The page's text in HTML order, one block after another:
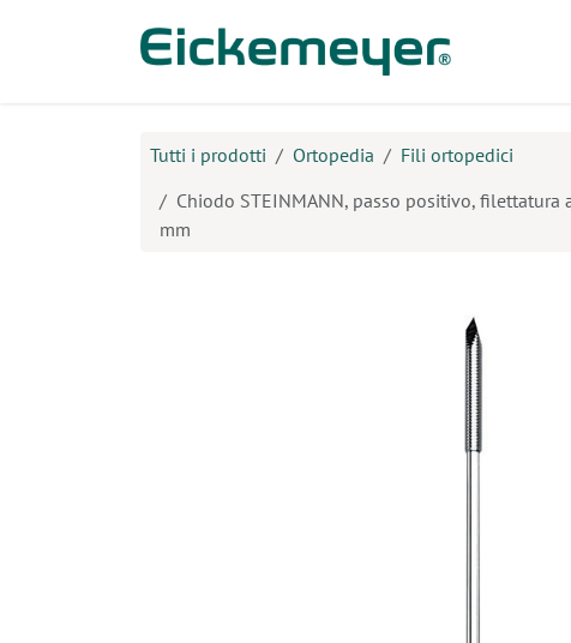
Tutti i prodotti Ortopedia
Fili ortopedici
Chiodo STEINMANN, passo positivo, filettatura
mm